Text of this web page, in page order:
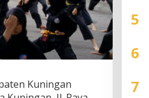
Kuningan
5
6
7